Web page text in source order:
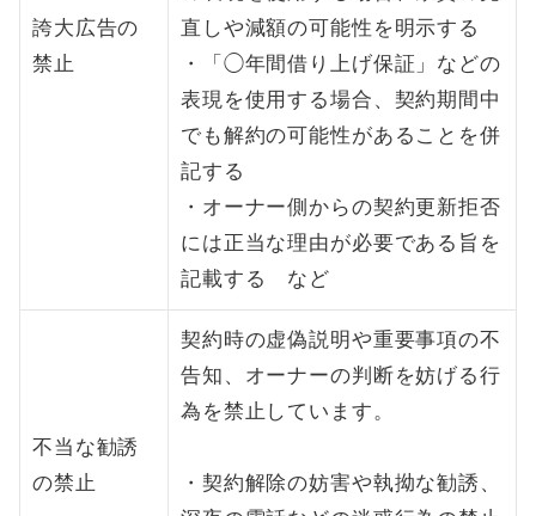
誇大広告の
禁止
直しや減額の可能性を明示する
・「◯年間借り上げ保証」などの
表現を使用する場合、契約期間中
でも解約の可能性があることを併
記する
・オーナー側からの契約更新拒否
には正当な理由が必要である旨を
記載する など
不当な勧誘
の禁止
契約時の虚偽説明や重要事項の不
告知、オーナーの判断を妨げる行
為を禁止しています。
・契約解除の妨害や執拗な勧誘、